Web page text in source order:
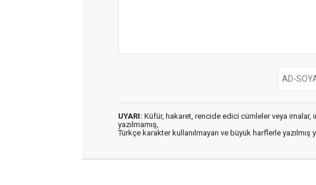
UYARI: Küfür, hakaret, rencide edici cümleler veya imalar,
yazılmamış,
Türkçe karakter kullanılmayan ve büyük harflerle yazılmış